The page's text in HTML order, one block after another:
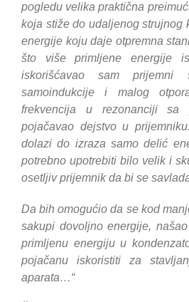
pogledu velika praktična
koja stiže do udaljenog strujnog
energije koju daje otpremna
što više primljene energije
iskorišćavao sam prijemni
samoindukcije i malog
frekvencija u rezonanciji sa
pojačavao dejstvo u
dolazi do izraza samo delić
potrebno upotrebiti bilo velik i
osetljiv prijemnik da bi se
Da bih omogućio da se kod
sakupi dovoljno energije,
primljenu energiju u
pojačanu iskoristiti za
aparata…“